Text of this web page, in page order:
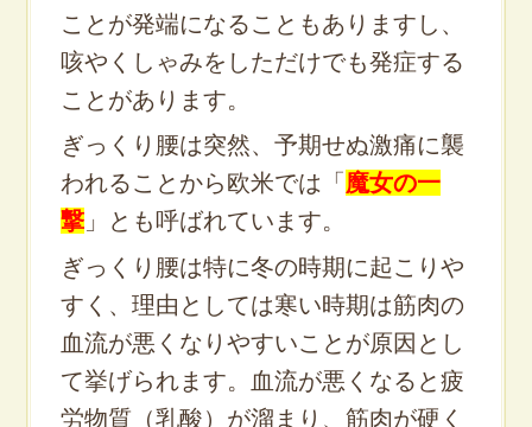
ことが発端になることもありますし、
咳やくしゃみをしただけでも発症する
ことがあります。
ぎっくり腰は突然、予期せぬ激痛に襲
われることから欧米では「 魔女の一
撃」とも呼ばれています。
ぎっくり腰は特に冬の時期に起こりや
すく、理由としては寒い時期は筋肉の
血流が悪くなりやすいことが原因とし
て挙げられます。血流が悪くなると疲
労物質（乳酸）が溜まり、筋肉が硬く